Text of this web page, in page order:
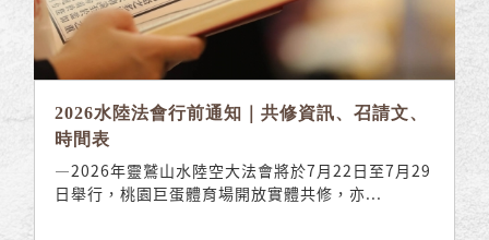
2026水陸法會行前通知｜共修資訊、召請文、
時間表
—2026年靈鷲山水陸空大法會將於7月22日至7月29
日舉行，桃園巨蛋體育場開放實體共修，亦...